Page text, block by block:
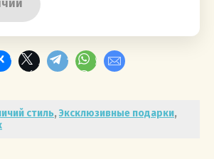
стиль,Эксклюзивные подарки,